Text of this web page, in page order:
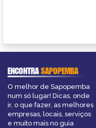
ENCONTRASAPOPEMBA
O melhor de Sapopemba
num só lugar! Dicas, onde
ir, o que fazer, as melhores
empresas, locais, serviços
e muito mais no guia